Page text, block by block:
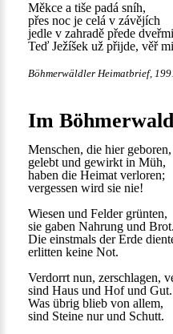
Měkce a tiše padá sníh,
přes noc je celá v závějích
jedle v zahradě přede
Teď Ježíšek už přijde, věř
Böhmerwäldler Heimatbrief,
Im Böhmerwald
Menschen, die hier geboren,
gelebt und gewirkt in Müh,
haben die Heimat verloren;
vergessen wird sie nie!
Wiesen und Felder grünten,
sie gaben Nahrung und Brot.
Die einstmals der Erde
erlitten keine Not.
Verdorrt nun, zerschlagen,
sind Haus und Hof und Gut.
Was übrig blieb von allem,
sind Steine nur und Schutt.